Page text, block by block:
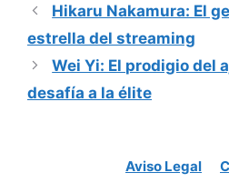
Hikaru Nakamura: El
estrella del streaming
Wei Yi: El prodigio del
desafía a la élite
Aviso Legal